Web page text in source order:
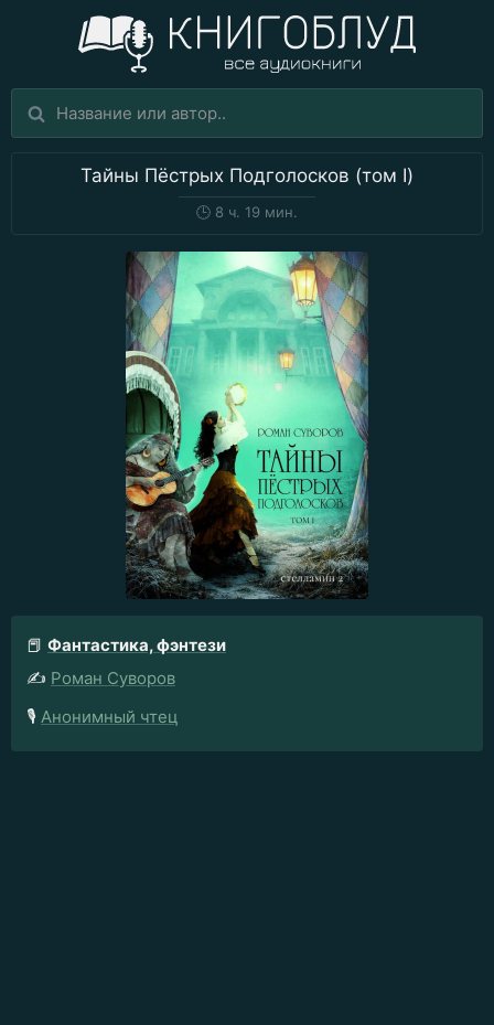
Тайны Пёстрых Подголосков (том I)
🕒 8 ч. 19 мин.
📕 Фантастика, фэнтези
✍️ Роман Суворов
🎙️ Анонимный чтец